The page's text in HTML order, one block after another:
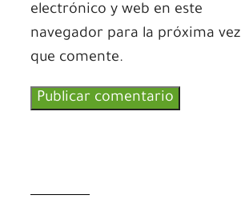
electrónico y web en este
navegador para la próxima vez
que comente.